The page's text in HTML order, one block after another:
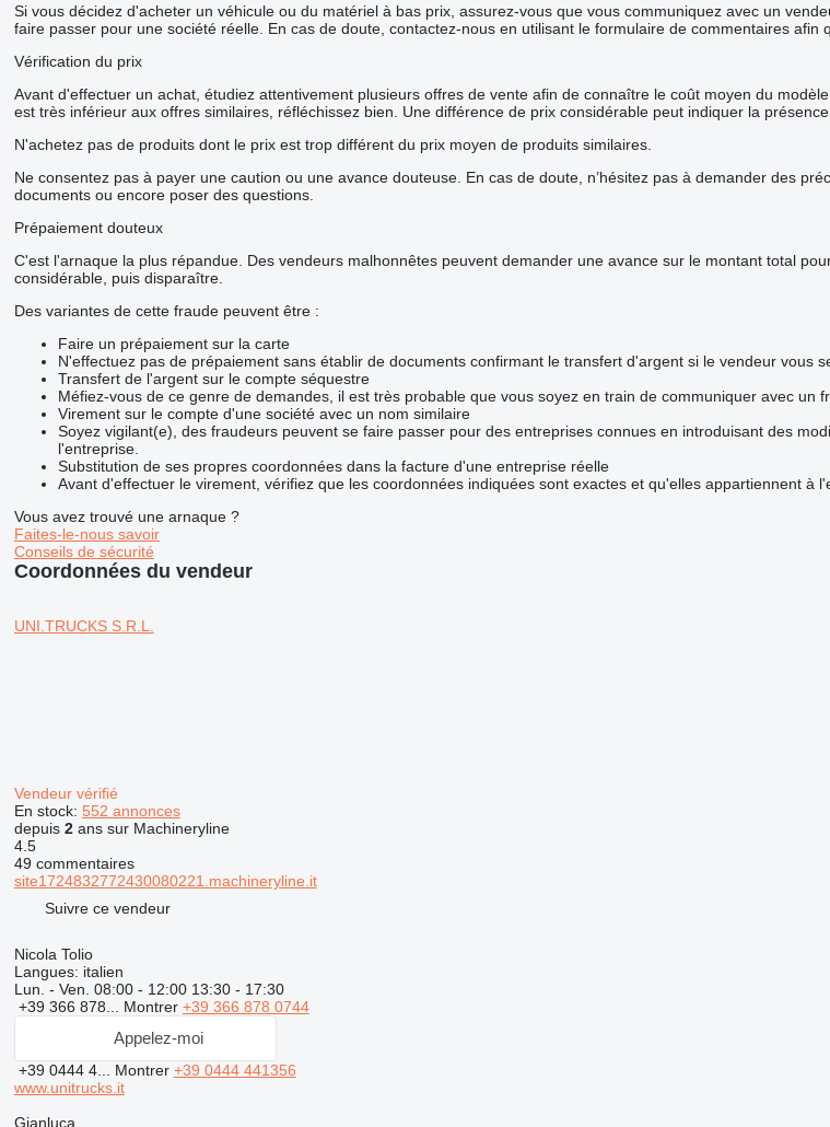
Si vous décidez d'acheter un véhicule ou du matériel à bas prix, assurez-vous que vous communiquez avec un
faire passer pour une société réelle. En cas de doute, contactez-nous en utilisant le formulaire de commentaires afin
Vérification du prix
Avant d'effectuer un achat, étudiez attentivement plusieurs offres de vente afin de connaître le coût moyen du
est très inférieur aux offres similaires, réfléchissez bien. Une différence de prix considérable peut indiquer la
N'achetez pas de produits dont le prix est trop différent du prix moyen de produits similaires.
Ne consentez pas à payer une caution ou une avance douteuse. En cas de doute, n’hésitez pas à demander des
documents ou encore poser des questions.
Prépaiement douteux
C'est l'arnaque la plus répandue. Des vendeurs malhonnêtes peuvent demander une avance sur le montant total
considérable, puis disparaître.
Des variantes de cette fraude peuvent être :
Faire un prépaiement sur la carte
N'effectuez pas de prépaiement sans établir de documents confirmant le transfert d'argent si le vendeur vous
Transfert de l'argent sur le compte séquestre
Méfiez-vous de ce genre de demandes, il est très probable que vous soyez en train de communiquer avec un
Virement sur le compte d'une société avec un nom similaire
Soyez vigilant(e), des fraudeurs peuvent se faire passer pour des entreprises connues en introduisant des
l'entreprise.
Substitution de ses propres coordonnées dans la facture d'une entreprise réelle
Avant d'effectuer le virement, vérifiez que les coordonnées indiquées sont exactes et qu'elles appartiennent à
Vous avez trouvé une arnaque ?
Faites-le-nous savoir
Conseils de sécurité
Coordonnées du vendeur
UNI.TRUCKS S.R.L.
Vendeur vérifié
En stock: 552 annonces
depuis 2ans sur Machineryline
4.5
49 commentaires
site1724832772430080221.machineryline.it
Suivre ce vendeur
Nicola Tolio
Langues: italien
Lun. - Ven. 08:00 - 12:00 13:30 - 17:30
+39 366 878... Montrer +39 366 878 0744
Appelez-moi
+39 0444 4... Montrer +39 0444 441356
www.unitrucks.it
Gianluca